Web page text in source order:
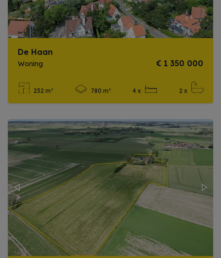
De Haan
Woning € 1 350 000
232 m² 780 m² 4 x 2 x
Previous Next